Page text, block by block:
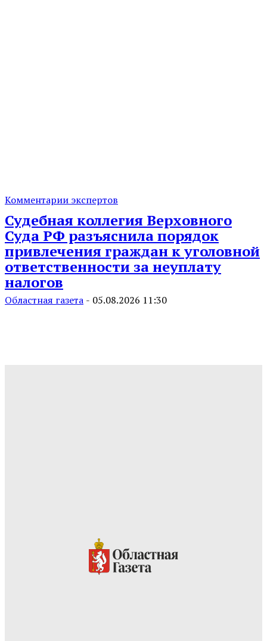
Комментарии экспертов
Судебная коллегия Верховного
Суда РФ разъяснила порядок
привлечения граждан к уголовной
ответственности за неуплату
налогов
Областная газета - 05.08.2026 11:30